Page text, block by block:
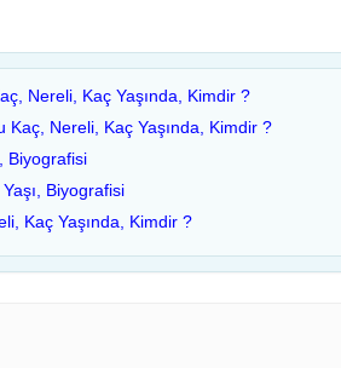
Nereli, Kaç Yaşında, Kimdir ?
Kaç, Nereli, Kaç Yaşında, Kimdir ?
Biyografisi
Biyografisi
Kaç Yaşında, Kimdir ?